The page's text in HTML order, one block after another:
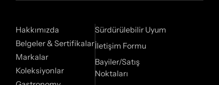
Hakkımızda
Belgeler & Sertifikalar
Markalar
Koleksiyonlar
Sürdürülebilir Uyum
İletişim Formu
Bayiler/Satış
Noktaları